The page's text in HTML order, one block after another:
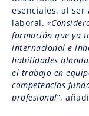
esenciales, al
laboral.
formación que ya
internacional e
habilidades
el trabajo en
competencias
profesional”,